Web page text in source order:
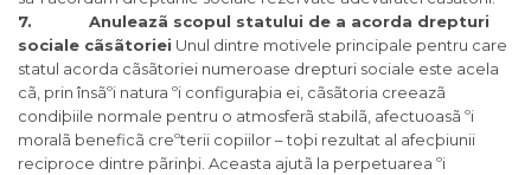
7. Anuleazã scopul statului de a acorda drepturi
sociale cãsãtoriei Unul dintre motivele principale pentru care
statul acorda cãsãtoriei numeroase drepturi sociale este acela
cã, prin însãºi natura ºi configuraþia ei, cãsãtoria creeazã
condiþiile normale pentru o atmosferã stabilã, afectuoasã ºi
moralã beneficã creºterii copiilor – toþi rezultat al afecþiunii
reciproce dintre pãrinþi. Aceasta ajutã la perpetuarea ºi